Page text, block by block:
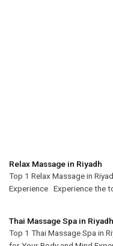
Relax Massage in Riyadh
Top 1 Relax Massage in
Experience Experience the
Thai Massage Spa in Riyadh
Top 1 Thai Massage Spa in